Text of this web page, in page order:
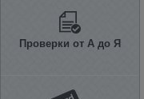
Проверки от А до Я